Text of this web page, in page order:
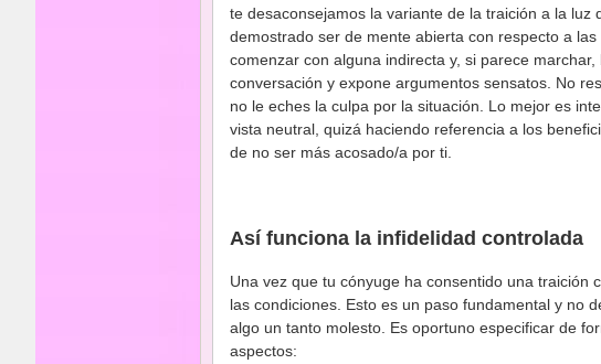
te desaconsejamos la variante de la traición a la luz
demostrado ser de mente abierta con respecto a
comenzar con alguna indirecta y, si parece
conversación y expone argumentos sensatos. No
no le eches la culpa por la situación. Lo mejor es
vista neutral, quizá haciendo referencia a los
de no ser más acosado/a por ti.
Así funciona la infidelidad controlada
Una vez que tu cónyuge ha consentido una traición
las condiciones. Esto es un paso fundamental y no
algo un tanto molesto. Es oportuno especificar de
aspectos: